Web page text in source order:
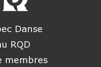
Danse
RQD
membres